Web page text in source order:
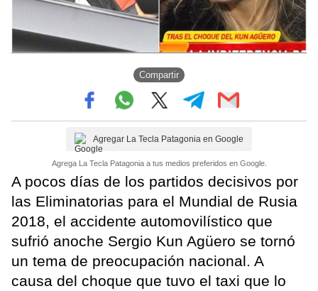
Compartir
Agregar La Tecla Patagonia en Google
Agrega La Tecla Patagonia a tus medios preferidos en Google.
A pocos días de los partidos decisivos por
las Eliminatorias para el Mundial de Rusia
2018, el accidente automovilístico que
sufrió anoche Sergio Kun Agüero se tornó
un tema de preocupación nacional. A
causa del choque que tuvo el taxi que lo